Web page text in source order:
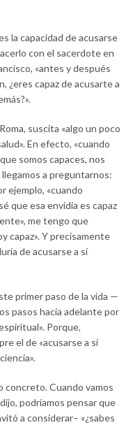
la capacidad de acusarse
con el sacerdote en
«antes y después
¿eres capaz de acusarte a
suscita «algo un poco
En efecto, «cuando
somos capaces, nos
a preguntarnos:
ejemplo, «cuando
que esa envidia es capaz
me tengo que
capaz». Y precisamente
de acusarse a sí
primer paso de la vida —
pasos hacia adelante por
Porque,
el de «acusarse a sí
concreto. Cuando vamos
podríamos pensar que
a considerar– «¿sabes